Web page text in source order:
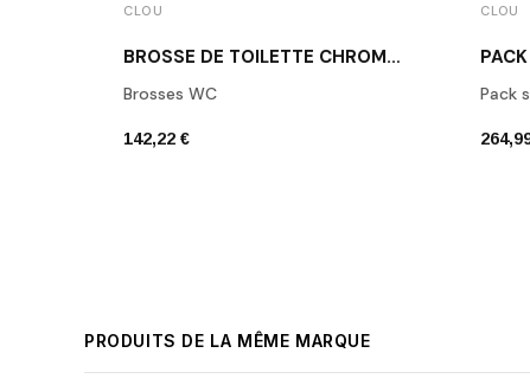
CLOU
BROSSE DE TOILETTE CHROME FOLD
Brosses WC
142,22 €
CLOU
Pack
PRODUITS DE LA MÊME MARQUE